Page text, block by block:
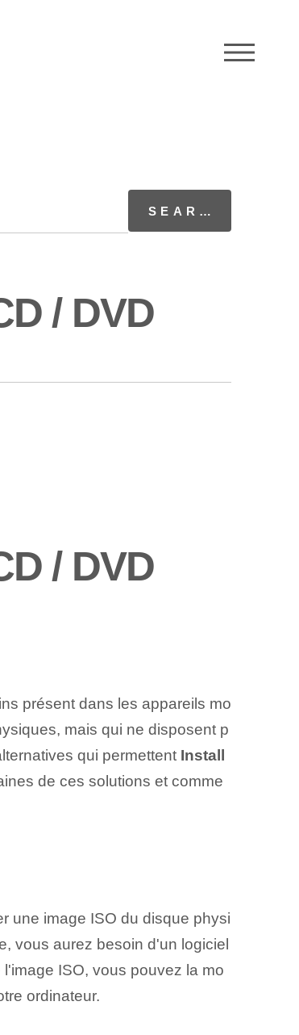
/ DVD
/ DVD
présent dans les appareils mo
mais qui ne disposent p
qui permettent Install
de ces solutions et comme
une image ISO du disque physi
vous aurez besoin d'un logiciel
ISO, vous pouvez la mo
ordinateur.